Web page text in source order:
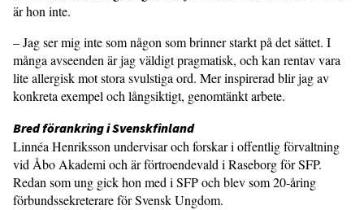
är hon inte.
– Jag ser mig inte som någon som brinner starkt på det sättet. I
många avseenden är jag väldigt pragmatisk, och kan rentav vara
lite allergisk mot stora svulstiga ord. Mer inspirerad blir jag av
konkreta exempel och långsiktigt, genomtänkt arbete.
Bred förankring i Svenskfinland
Linnéa Henriksson undervisar och forskar i offentlig förvaltning
vid Åbo Akademi och är förtroendevald i Raseborg för SFP.
Redan som ung gick hon med i SFP och blev som 20-åring
förbundssekreterare för Svensk Ungdom.